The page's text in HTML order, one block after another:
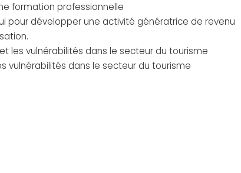
formation professionnelle
pour développer une activité génératrice de revenu
les vulnérabilités dans le secteur du tourisme
vulnérabilités dans le secteur du tourisme